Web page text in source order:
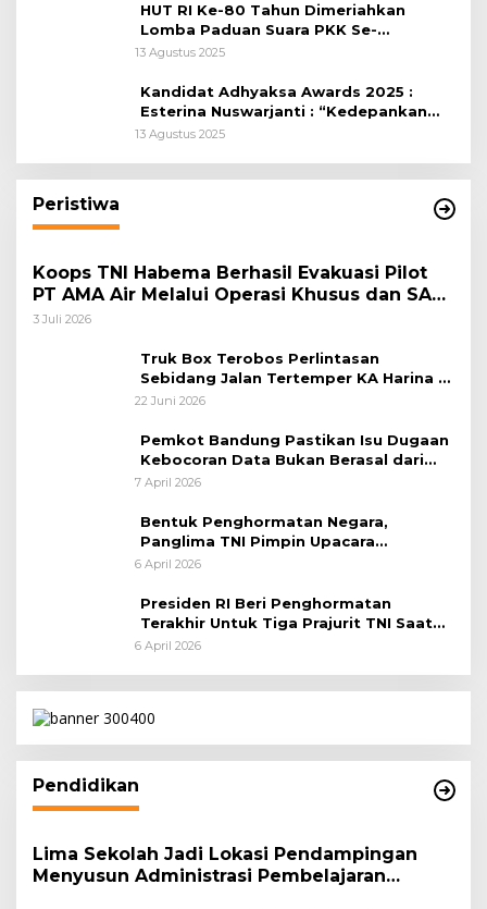
HUT RI Ke-80 Tahun Dimeriahkan
Lomba Paduan Suara PKK Se-
Kabupaten Bogor
13 Agustus 2025
Kandidat Adhyaksa Awards 2025 :
Esterina Nuswarjanti : “Kedepankan
Keadilan Restoratif Wujudkan
13 Agustus 2025
Peristiwa
Koops TNI Habema Berhasil Evakuasi Pilot
PT AMA Air Melalui Operasi Khusus dan SAR
Taktis
3 Juli 2026
Truk Box Terobos Perlintasan
Sebidang Jalan Tertemper KA Harina di
Jalan Stasiun Poncol-Jrakah Semarang
22 Juni 2026
Pemkot Bandung Pastikan Isu Dugaan
Kebocoran Data Bukan Berasal dari
Server Disdukcapil
7 April 2026
Bentuk Penghormatan Negara,
Panglima TNI Pimpin Upacara
Pemakaman Militer
6 April 2026
Presiden RI Beri Penghormatan
Terakhir Untuk Tiga Prajurit TNI Saat
Persemayaman di Bandara Soekarno-
6 April 2026
Pendidikan
Lima Sekolah Jadi Lokasi Pendampingan
Menyusun Administrasi Pembelajaran